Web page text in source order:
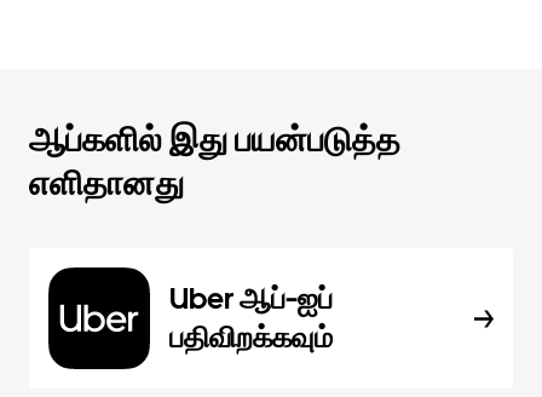
ஆப்களில் இது பயன்படுத்த
எளிதானது
Uber ஆப்-ஐப்
பதிவிறக்கவும்